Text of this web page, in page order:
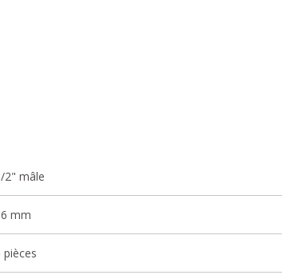
2" mâle
mm
pièces